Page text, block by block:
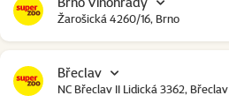
Žarošická 4260/16, Brno
Břeclav
NC Břeclav II Lidická 3362, Břeclav